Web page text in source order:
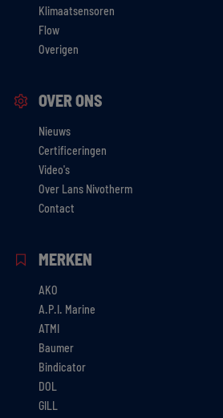
Klimaatsensoren
Flow
Overigen
OVER ONS
Nieuws
Certificeringen
Video's
Over Lans Nivotherm
Contact
MERKEN
AKO
A.P.I. Marine
ATMI
Baumer
Bindicator
DOL
GILL